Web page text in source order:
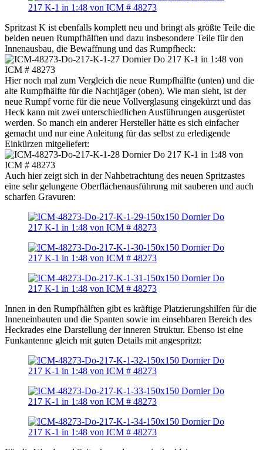
Spritzast K ist ebenfalls komplett neu und bringt als größte Teile die
beiden neuen Rumpfhälften und dazu insbesondere Teile für den
Innenausbau, die Bewaffnung und das Rumpfheck:
Hier noch mal zum Vergleich die neue Rumpfhälfte (unten) und die
alte Rumpfhälfte für die Nachtjäger (oben). Wie man sieht, ist der
neue Rumpf vorne für die neue Vollverglasung eingekürzt und das
Heck kann mit zwei unterschiedlichen Ausführungen ausgerüstet
werden. So manch ein anderer Hersteller hätte es sich einfacher
gemacht und nur eine Anleitung für das selbst zu erledigende
Einkürzen mitgeliefert:
Auch hier zeigt sich in der Nahbetrachtung des neuen Spritzastes
eine sehr gelungene Oberflächenausführung mit sauberen und auch
scharfen Gravuren:
Innen in den Rumpfhälften gibt es kräftige Platzierungshilfen für die
Inneneinbauten und die Spanten sowie im einsehbaren Bereich des
Heckrades eine Darstellung der inneren Struktur. Ebenso ist eine
Funkantenne gleich mit guten Details mit angespritzt: